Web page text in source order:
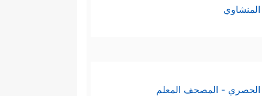
الحصري - المصحف المعلم